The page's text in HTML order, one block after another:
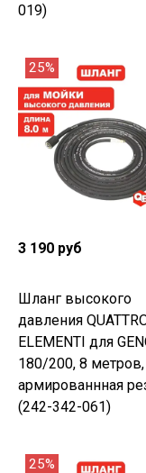
019)
25%
3 190 руб
Шланг высокого
давления
ELEMENTI для
180/200, 8 метров,
армированнная
(242-342-061)
25%